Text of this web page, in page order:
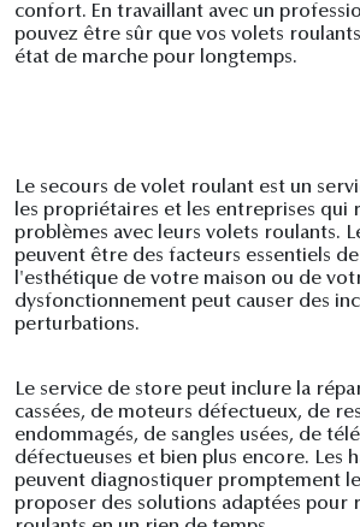
confort. En travaillant avec un
pouvez être sûr que vos volets
état de marche pour longtemps.
Le secours de volet roulant est un
les propriétaires et les entreprises qui
problèmes avec leurs volets roulants.
peuvent être des facteurs essentiels
l'esthétique de votre maison ou de
dysfonctionnement peut causer des
perturbations.
Le service de store peut inclure la
cassées, de moteurs défectueux, de
endommagés, de sangles usées, de
défectueuses et bien plus encore. Les
peuvent diagnostiquer promptement
proposer des solutions adaptées pour